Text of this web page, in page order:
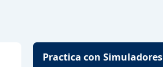
Practica con Simuladores